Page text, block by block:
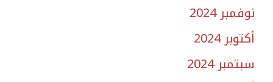
نوفمبر 2024
أكتوبر 2024
سبتمبر 2024